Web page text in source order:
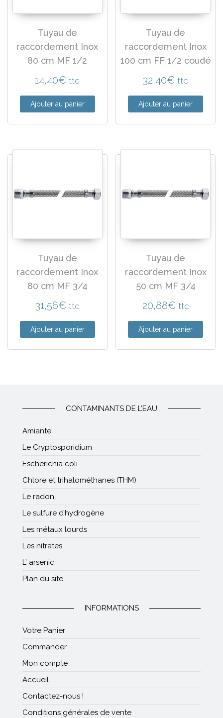
Tuyau de
raccordement Inox
80 cm MF 1/2
14,40€ ttc
Ajouter au panier
Tuyau de
raccordement Inox
100 cm FF 1/2 coudé
32,40€ ttc
Ajouter au panier
Tuyau de
raccordement Inox
80 cm MF 3/4
31,56€ ttc
Ajouter au panier
Tuyau de
raccordement Inox
50 cm MF 3/4
20,88€ ttc
Ajouter au panier
CONTAMINANTS DE L’EAU
Amiante
Le Cryptosporidium
Escherichia coli
Chlore et trihalométhanes (THM)
Le radon
Le sulfure d’hydrogène
Les métaux lourds
Les nitrates
L’ arsenic
Plan du site
INFORMATIONS
Votre Panier
Commander
Mon compte
Accueil
Contactez-nous !
Conditions générales de vente